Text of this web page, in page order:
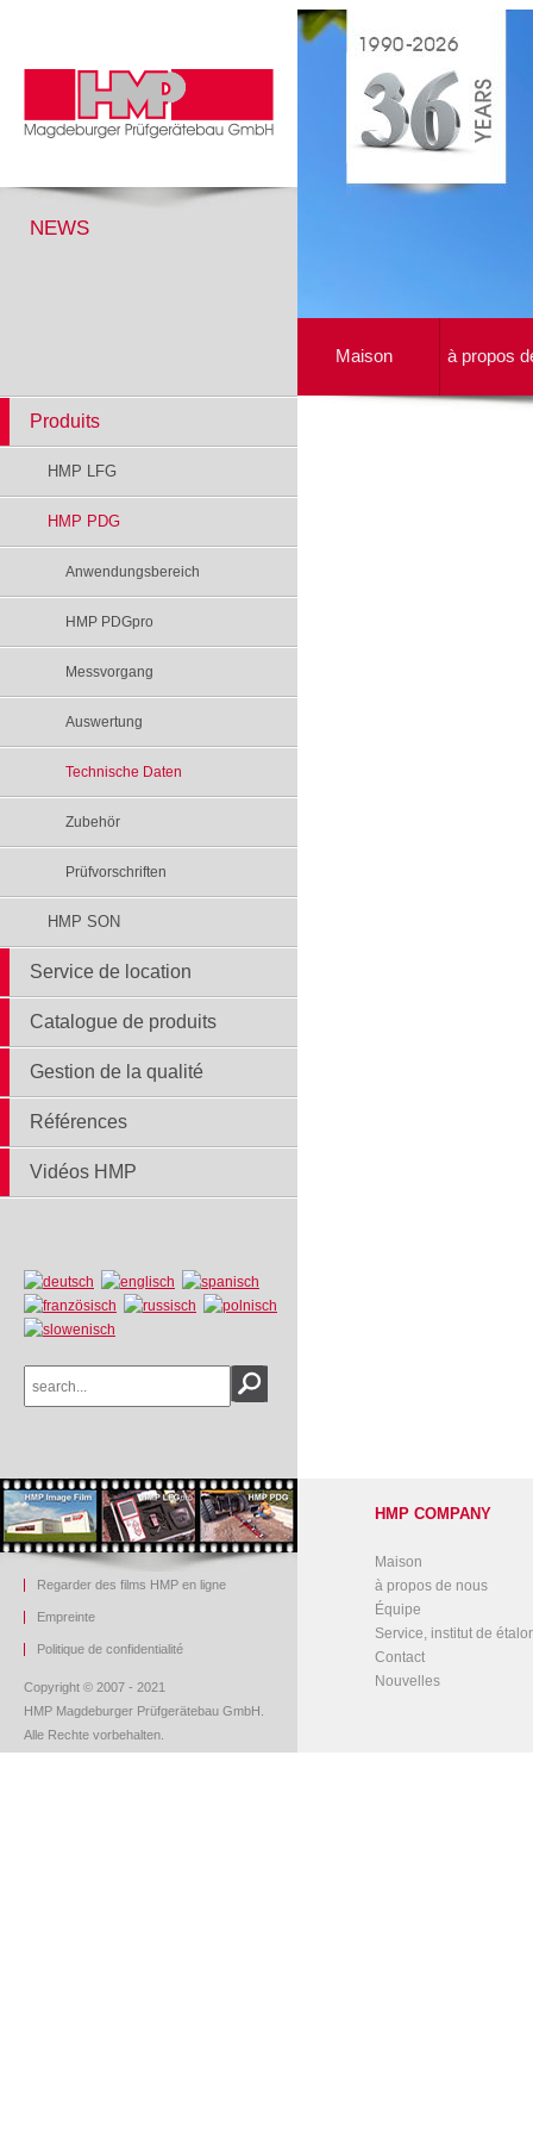
NEWS
Maison à propos
Produits
HMP LFG
HMP PDG
Anwendungsbereich
HMP PDGpro
Messvorgang
Auswertung
Technische Daten
Zubehör
Prüfvorschriften
HMP SON
Service de location
Catalogue de produits
Gestion de la qualité
Références
Vidéos HMP
Regarder des films HMP en ligne
Empreinte
Politique de confidentialité
Copyright © 2007 - 2021
HMP Magdeburger Prüfgerätebau GmbH.
Alle Rechte vorbehalten.
HMP COMPANY
Maison
à propos de nous
Équipe
Service, institut de
Contact
Nouvelles